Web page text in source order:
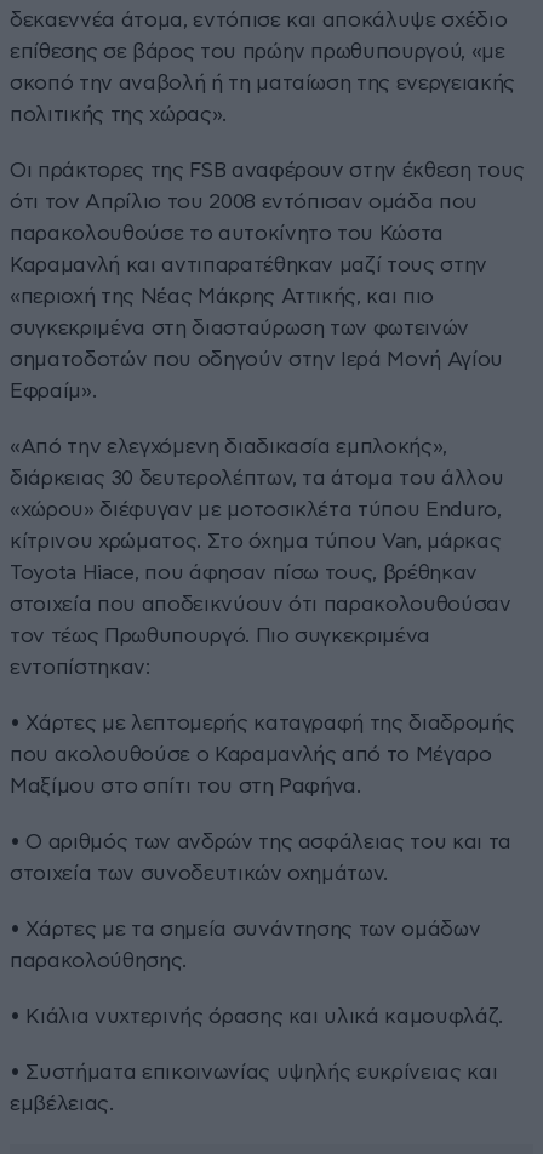
δεκαεννέα άτομα, εντόπισε και αποκάλυψε σχέδιο
επίθεσης σε βάρος του πρώην πρωθυπουργού, «με
σκοπό την αναβολή ή τη ματαίωση της ενεργειακής
πολιτικής της χώρας».
Οι πράκτορες της FSB αναφέρουν στην έκθεση τους
ότι τον Απρίλιο του 2008 εντόπισαν ομάδα που
παρακολουθούσε το αυτοκίνητο του Κώστα
Καραμανλή και αντιπαρατέθηκαν μαζί τους στην
«περιοχή της Νέας Μάκρης Αττικής, και πιο
συγκεκριμένα στη διασταύρωση των φωτεινών
σηματοδοτών που οδηγούν στην Ιερά Μονή Αγίου
Εφραίμ».
«Από την ελεγχόμενη διαδικασία εμπλοκής»,
διάρκειας 30 δευτερολέπτων, τα άτομα του άλλου
«χώρου» διέφυγαν με μοτοσικλέτα τύπου Enduro,
κίτρινου χρώματος. Στο όχημα τύπου Van, μάρκας
Toyota Hiace, που άφησαν πίσω τους, βρέθηκαν
στοιχεία που αποδεικνύουν ότι παρακολουθούσαν
τον τέως Πρωθυπουργό. Πιο συγκεκριμένα
εντοπίστηκαν:
• Χάρτες με λεπτομερής καταγραφή της διαδρομής
που ακολουθούσε ο Καραμανλής από το Μέγαρο
Μαξίμου στο σπίτι του στη Ραφήνα.
• Ο αριθμός των ανδρών της ασφάλειας του και τα
στοιχεία των συνοδευτικών οχημάτων.
• Χάρτες με τα σημεία συνάντησης των ομάδων
παρακολούθησης.
• Κιάλια νυχτερινής όρασης και υλικά καμουφλάζ.
• Συστήματα επικοινωνίας υψηλής ευκρίνειας και
εμβέλειας.